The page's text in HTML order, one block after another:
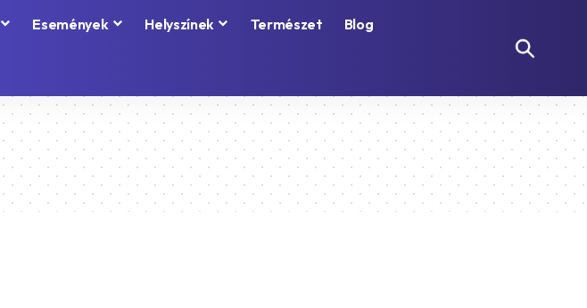
Események Helyszínek Természet Blog